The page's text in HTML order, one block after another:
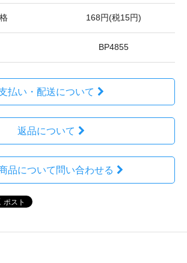
168円(税15円)
BP4855
払い・配送について
返品について
品について問い合わせる